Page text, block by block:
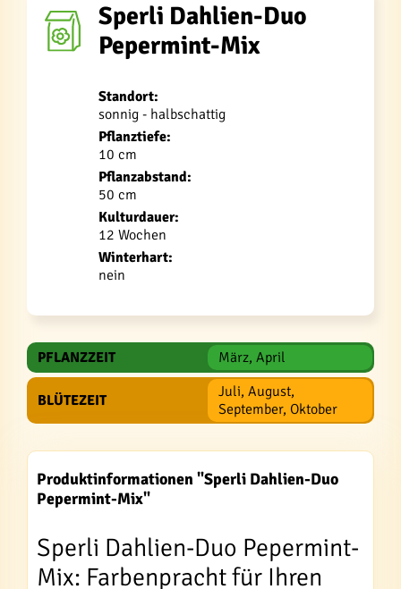
Sperli Dahlien-Duo
Pepermint-Mix
Standort:
sonnig - halbschattig
Pflanztiefe:
10 cm
Pflanzabstand:
50 cm
Kulturdauer:
12 Wochen
Winterhart:
nein
PFLANZZEIT März, April
BLÜTEZEIT
Juli, August,
September, Oktober
Produktinformationen "Sperli Dahlien-Duo
Pepermint-Mix"
Sperli Dahlien-Duo Pepermint-
Mix: Farbenpracht für Ihren